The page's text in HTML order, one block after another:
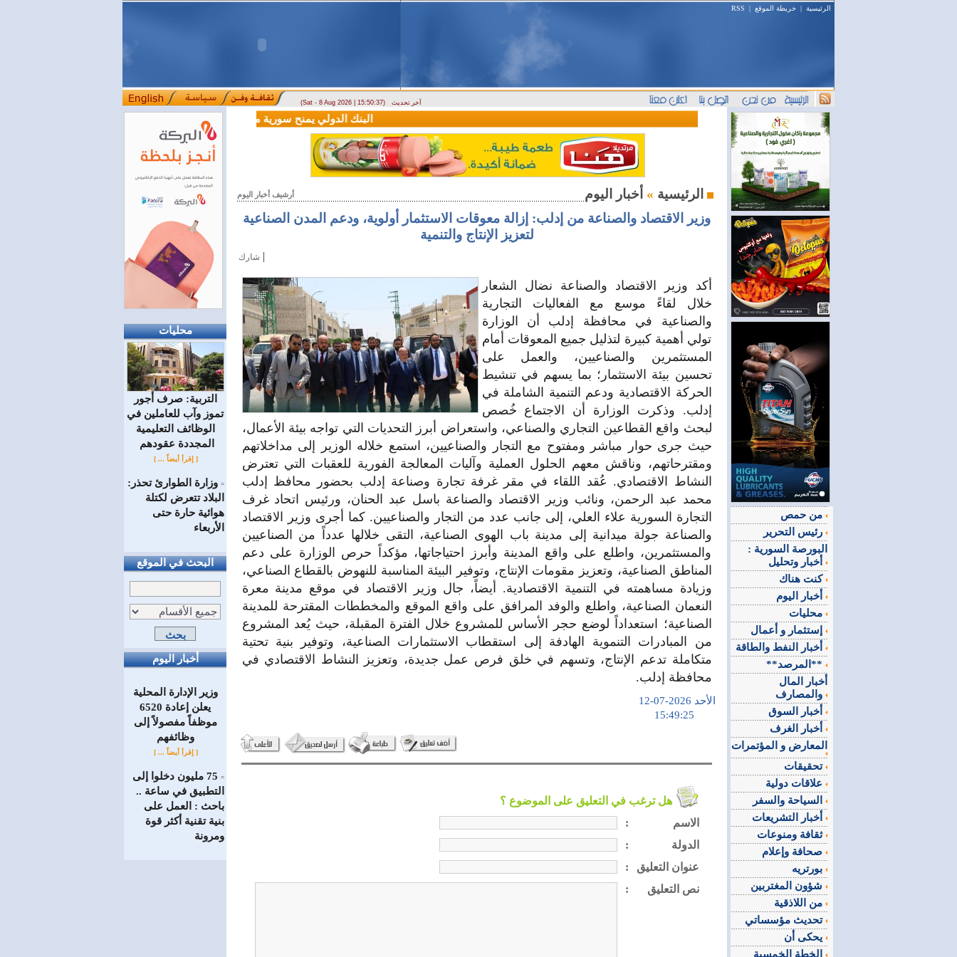
الرئيسية | خريطة الموقع |
RSS
(Sat - 8 Aug 2026 | 15:50:37) آخر تحديث
محليات
التربية: صرف أجور
تموز وآب للعاملين في
الوظائف ‏التعليمية
المجددة عقودهم ‏
[ إقرأ أيضاً ... ]
= وزارة الطوارئ تحذر:
البلاد تتعرض لكتلة
هوائية حارة حتى
الأربعاء
البحث في الموقع
أخبار اليوم
وزير الإدارة المحلية
يعلن إعادة 6520
موظفاً مفصولاً إلى
‏وظائفهم
[ إقرأ أيضاً ... ]
=
75 مليون دخلوا إلى
التطبيق في ساعة ..
باحث : العمل على
بنية تقنية أكثر قوة
ومرونة
البنك الدولي يمنح سورية منحة مالية بقيمة 100 مليون دولار لدعم إصلاحات القطاع المالي
أرشيف أخبار اليوم الرئيسية »
وزير الاقتصاد والصناعة من إدلب: إزالة معوقات الاستثمار أولوية، ودعم المدن الصناعية
لتعزيز الإنتاج والتنمية
شارك |
أكد وزير الاقتصاد والصناعة نضال الشعار
خلال لقاءً موسع مع الفعاليات التجارية
والصناعية في محافظة إدلب أن الوزارة
تولي أهمية كبيرة لتذليل جميع المعوقات أمام
المستثمرين والصناعيين، والعمل على
تحسين بيئة الاستثمار؛ بما يسهم في تنشيط
الحركة الاقتصادية ودعم التنمية الشاملة في
إدلب. وذكرت الوزارة أن الاجتماع خُصص
لبحث واقع القطاعين التجاري والصناعي، واستعراض أبرز التحديات التي تواجه بيئة الأعمال،
حيث جرى حوار مباشر ومفتوح مع التجار والصناعيين، استمع خلاله الوزير إلى مداخلاتهم
ومقترحاتهم، وناقش معهم الحلول العملية وآليات المعالجة الفورية للعقبات التي تعترض
النشاط الاقتصادي. عُقد اللقاء في مقر غرفة تجارة وصناعة إدلب بحضور محافظ إدلب
محمد عبد الرحمن، ونائب وزير الاقتصاد والصناعة باسل عبد الحنان، ورئيس اتحاد غرف
التجارة السورية علاء العلي، إلى جانب عدد من التجار والصناعيين. كما أجرى وزير الاقتصاد
والصناعة جولة ميدانية إلى مدينة باب الهوى الصناعية، التقى خلالها عدداً من الصناعيين
والمستثمرين، واطلع على واقع المدينة وأبرز احتياجاتها، مؤكداً حرص الوزارة على دعم
المناطق الصناعية، وتعزيز مقومات الإنتاج، وتوفير البيئة المناسبة للنهوض بالقطاع الصناعي،
وزيادة مساهمته في التنمية الاقتصادية. أيضاً، جال وزير الاقتصاد في موقع مدينة معرة
النعمان الصناعية، واطلع والوفد المرافق على واقع الموقع والمخططات المقترحة للمدينة
الصناعية؛ استعداداً لوضع حجر الأساس للمشروع خلال الفترة المقبلة، حيث يُعد المشروع
من المبادرات التنموية الهادفة إلى استقطاب الاستثمارات الصناعية، وتوفير بنية تحتية
متكاملة تدعم الإنتاج، وتسهم في خلق فرص عمل جديدة، وتعزيز النشاط الاقتصادي في
محافظة إدلب.
الأحد 2026-07-12
هل ترغب في التعليق على الموضوع ؟
:
الاسم
:
الدولة
:
عنوان التعليق
:
نص التعليق
البورصة السورية :
كنت هناك
**المرصد**
أخبار المال
المعارض و المؤتمرات
تحقيقات
ثقافة ومنوعات
تحديث مؤسساتي